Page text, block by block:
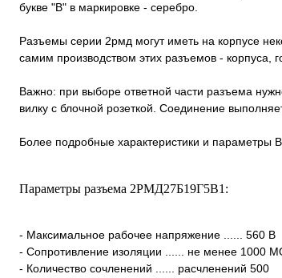
букве "В" в маркировке - серебро.
Разъемы серии 2рмд могут иметь на корпусе
самим производством этих разъемов - корпуса,
Важно: при выборе ответной части разъема
вилку с блочной розеткой. Соединение
Более подробные характеристики и параметры
Параметры разъема 2РМД27Б19Г5В1:
- Максимальное рабочее напряжение ...... 560 В
- Сопротивление изоляции ...... не менее 1000
- Количество сочленений ...... расчленений 500